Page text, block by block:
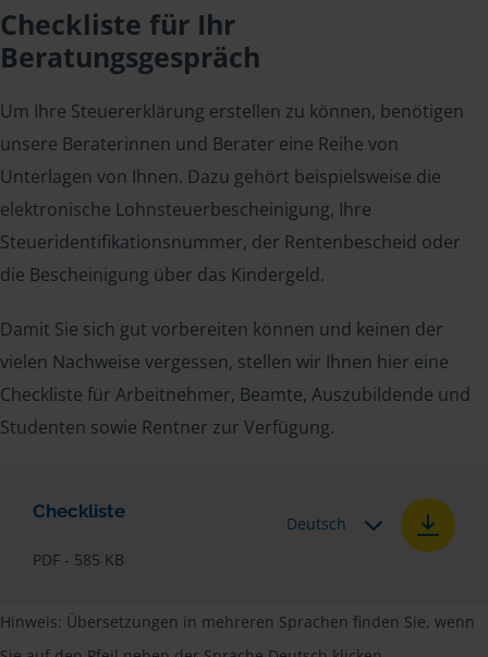
Checkliste für Ihr
Beratungsgespräch
Um Ihre Steuererklärung erstellen zu können, benötigen
unsere Beraterinnen und Berater eine Reihe von
Unterlagen von Ihnen. Dazu gehört beispielsweise die
elektronische Lohnsteuerbescheinigung, Ihre
Steueridentifikationsnummer, der Rentenbescheid oder
die Bescheinigung über das Kindergeld.
Damit Sie sich gut vorbereiten können und keinen der
vielen Nachweise vergessen, stellen wir Ihnen hier eine
Checkliste für Arbeitnehmer, Beamte, Auszubildende und
Studenten sowie Rentner zur Verfügung.
Checkliste
PDF - 585 KB
Deutsch
Hinweis: Übersetzungen in mehreren Sprachen finden Sie, wenn